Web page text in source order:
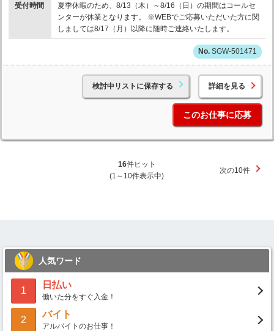
受付時間
夏季休暇のため、8/13（木）～8/16（日）の期間はコールセ
ンターが休業となります。 ※WEBでご応募いただいた方に関
しましては8/17（月）以降に随時ご連絡いたします。
SGW-501471
検討中リストに保存する 詳細を見る
このお仕事に応募
16件ヒット
(1～10件表示中)
次の10件
人気ワード
1
日払い
働いた分をすぐ入金！
2
バイト
アルバイトのお仕事！